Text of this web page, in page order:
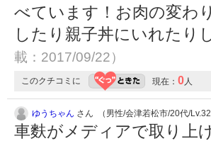
べています！お肉の変わ
したり親子丼にいれたり
載：2017/09/22）
このクチコミに 現在： 0 人
ゆうちゃん さん （男性/会津若松市/20代/Lv.32
車麩がメディアで取り上